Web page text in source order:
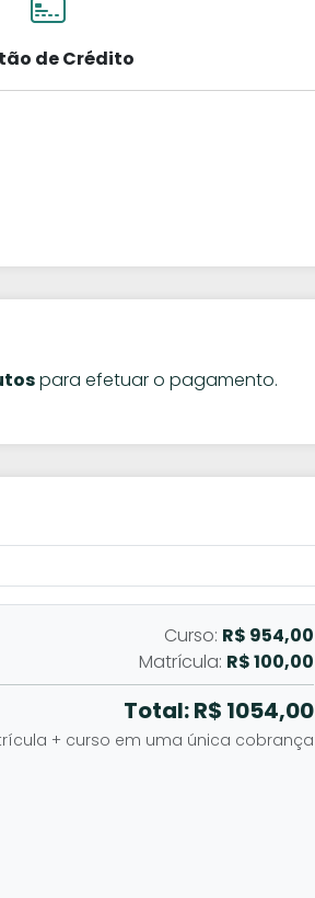
de Crédito
para efetuar o pagamento.
Curso: R$ 954,00
Matrícula: R$ 100,00
Total: R$ 1054,00
+ curso em uma única cobrança